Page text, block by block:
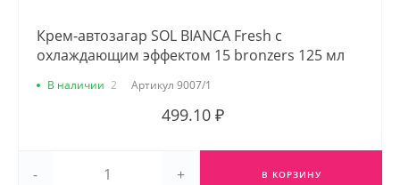
Крем-автозагар SOL BIANCA Fresh с
охлаждающим эффектом 15 bronzers 125 мл
В наличии 2 Артикул 9007/1
499.10 ₽
- + В КОРЗИНУ